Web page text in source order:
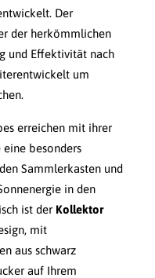
Der
der herkömmlichen
und Effektivität nach
um
erreichen mit ihrer
besonders
Sammlerkasten und
in den
ist der Kollektor
mit
aus schwarz
auf Ihrem